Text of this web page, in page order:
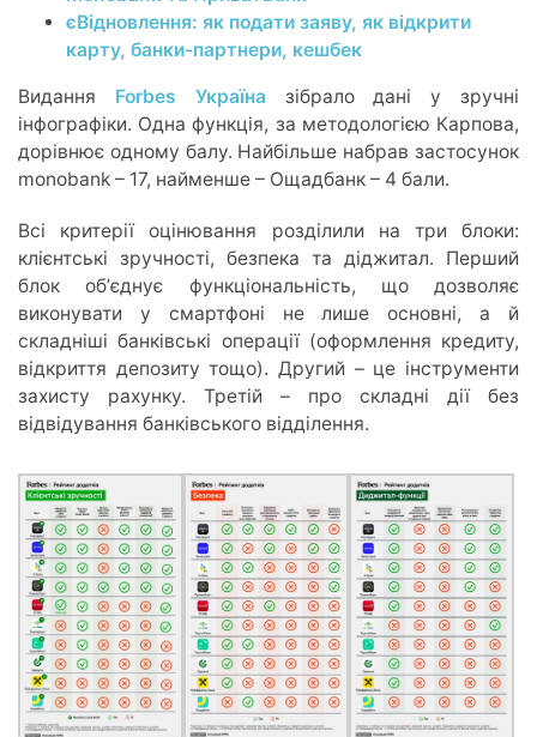
єВідновлення: як подати заяву, як відкрити
карту, банки-партнери, кешбек
Видання Forbes Україна зібрало дані у зручні
інфографіки. Одна функція, за методологією Карпова,
дорівнює одному балу. Найбільше набрав застосунок
monobank – 17, найменше – Ощадбанк – 4 бали.
Всі критерії оцінювання розділили на три блоки:
клієнтські зручності, безпека та діджитал. Перший
блок обʼєднує функціональність, що дозволяє
виконувати у смартфоні не лише основні, а й
складніші банківські операції (оформлення кредиту,
відкриття депозиту тощо). Другий – це інструменти
захисту рахунку. Третій – про складні дії без
відвідування банківського відділення.